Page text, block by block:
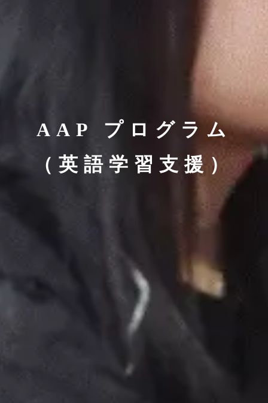
AAP プログラム
（英語学習支援）